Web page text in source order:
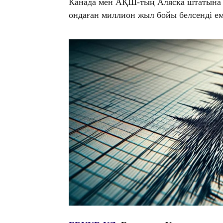
Канада мен АҚШ-тың Аляска штатына
ондаған миллион жыл бойы белсенді